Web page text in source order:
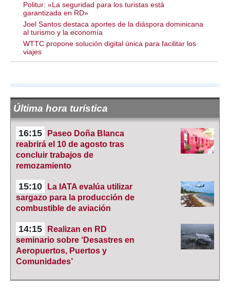
Politur: «La seguridad para los turistas está
garantizada en RD»
Joel Santos destaca aportes de la diáspora dominicana
al turismo y la economía
WTTC propone solución digital única para facilitar los
viajes
Última hora turística
16:15
Paseo Doña Blanca
reabrirá el 10 de agosto tras
concluir trabajos de
remozamiento
15:10
La IATA evalúa utilizar
sargazo para la producción de
combustible de aviación
14:15
Realizan en RD
seminario sobre ‘Desastres en
Aeropuertos, Puertos y
Comunidades’